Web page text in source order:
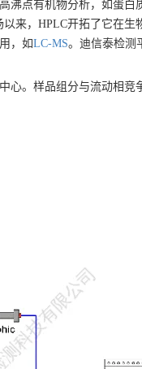
沸点有机物分析，如蛋白
来，HPLC开拓了它在生
，如LC-MS。迪信泰检测
。样品组分与流动相竞